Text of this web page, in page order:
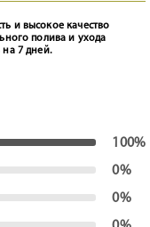
и высокое качество
полива и ухода
на 7 дней.
100%
0%
0%